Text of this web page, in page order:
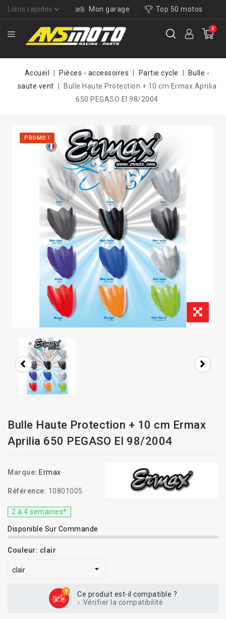
Liens rapides Mon garage Top 50 motos
0
Accueil Pièces - accessoires Partie cycle
Bulle -
saute vent
Bulle Haute Protection + 10 cm Ermax Aprilia
650 PEGASO EI 98/2004
PROMO !
Bulle Haute Protection + 10 cm Ermax
Aprilia 650 PEGASO EI 98/2004
Marque: Ermax
Référence: 10801005
2 à 4 semaines*
Disponible Sur Commande
Couleur: clair
Ce produit est-il compatible ?
Vérifier la compatibilité